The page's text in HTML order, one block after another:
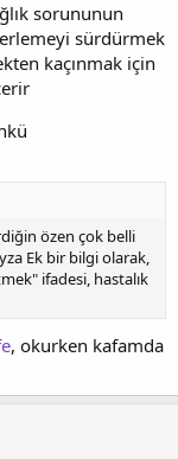
sorununun
sürdürmek
kaçınmak için
özen çok belli
Ek bir bilgi olarak,
ifadesi, hastalık
, okurken kafamda